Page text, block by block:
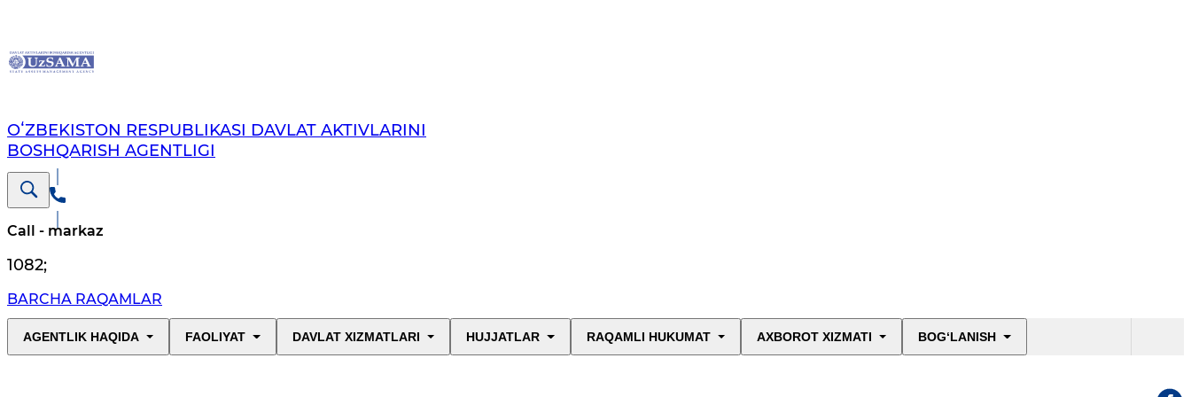
OʻZBEKISTON RESPUBLIKASI DAVLAT AKTIVLARINI
BOSHQARISH AGENTLIGI
Call - markaz
1082;
BARCHA RAQAMLAR
AGENTLIK HAQIDA FAOLIYAT DAVLAT XIZMATLARI HUJJATLAR RAQAMLI HUKUMAT AXBOROT XIZMATI BOG‘LANISH